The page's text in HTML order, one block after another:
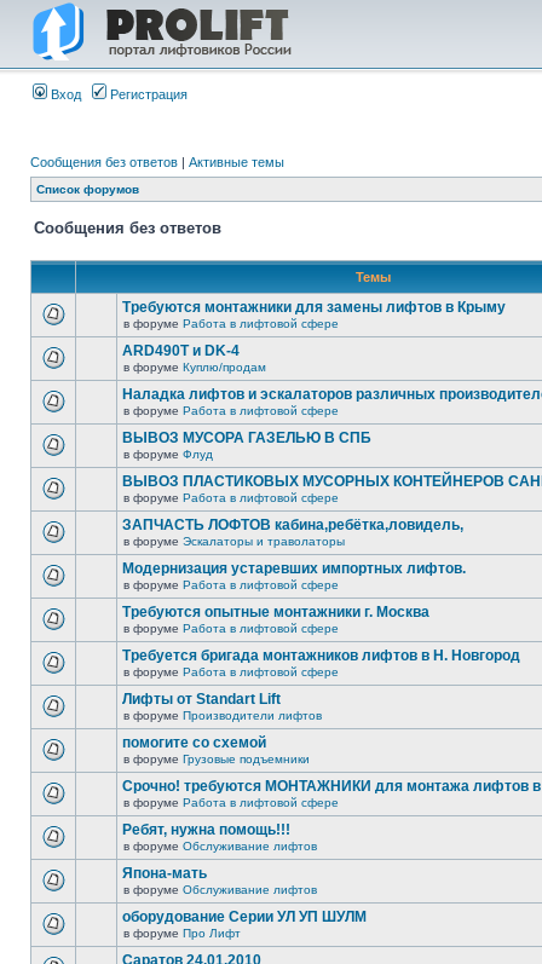
Вход Регистрация
Сообщения без ответов | Активные темы
Список форумов
Сообщения без ответов
Темы
Требуются монтажники для замены лифтов в Крыму
в форуме Работа в лифтовой сфере
ARD490T и DK-4
в форуме Куплю/продам
Наладка лифтов и эскалаторов различных
в форуме Работа в лифтовой сфере
ВЫВОЗ МУСОРА ГАЗЕЛЬЮ В СПБ
в форуме Флуд
ВЫВОЗ ПЛАСТИКОВЫХ МУСОРНЫХ КОНТЕЙНЕРОВ
в форуме Работа в лифтовой сфере
ЗАПЧАСТЬ ЛОФТОВ кабина,ребётка,ловидель,
в форуме Эскалаторы и траволаторы
Модернизация устаревших импортных лифтов.
в форуме Работа в лифтовой сфере
Требуются опытные монтажники г. Москва
в форуме Работа в лифтовой сфере
Требуется бригада монтажников лифтов в Н. Новгород
в форуме Работа в лифтовой сфере
Лифты от Standart Lift
в форуме Производители лифтов
помогите со схемой
в форуме Грузовые подъемники
Срочно! требуются МОНТАЖНИКИ для монтажа лифтов в
в форуме Работа в лифтовой сфере
Ребят, нужна помощь!!!
в форуме Обслуживание лифтов
Япона-мать
в форуме Обслуживание лифтов
оборудование Серии УЛ УП ШУЛМ
в форуме Про Лифт
Саратов 24.01.2010